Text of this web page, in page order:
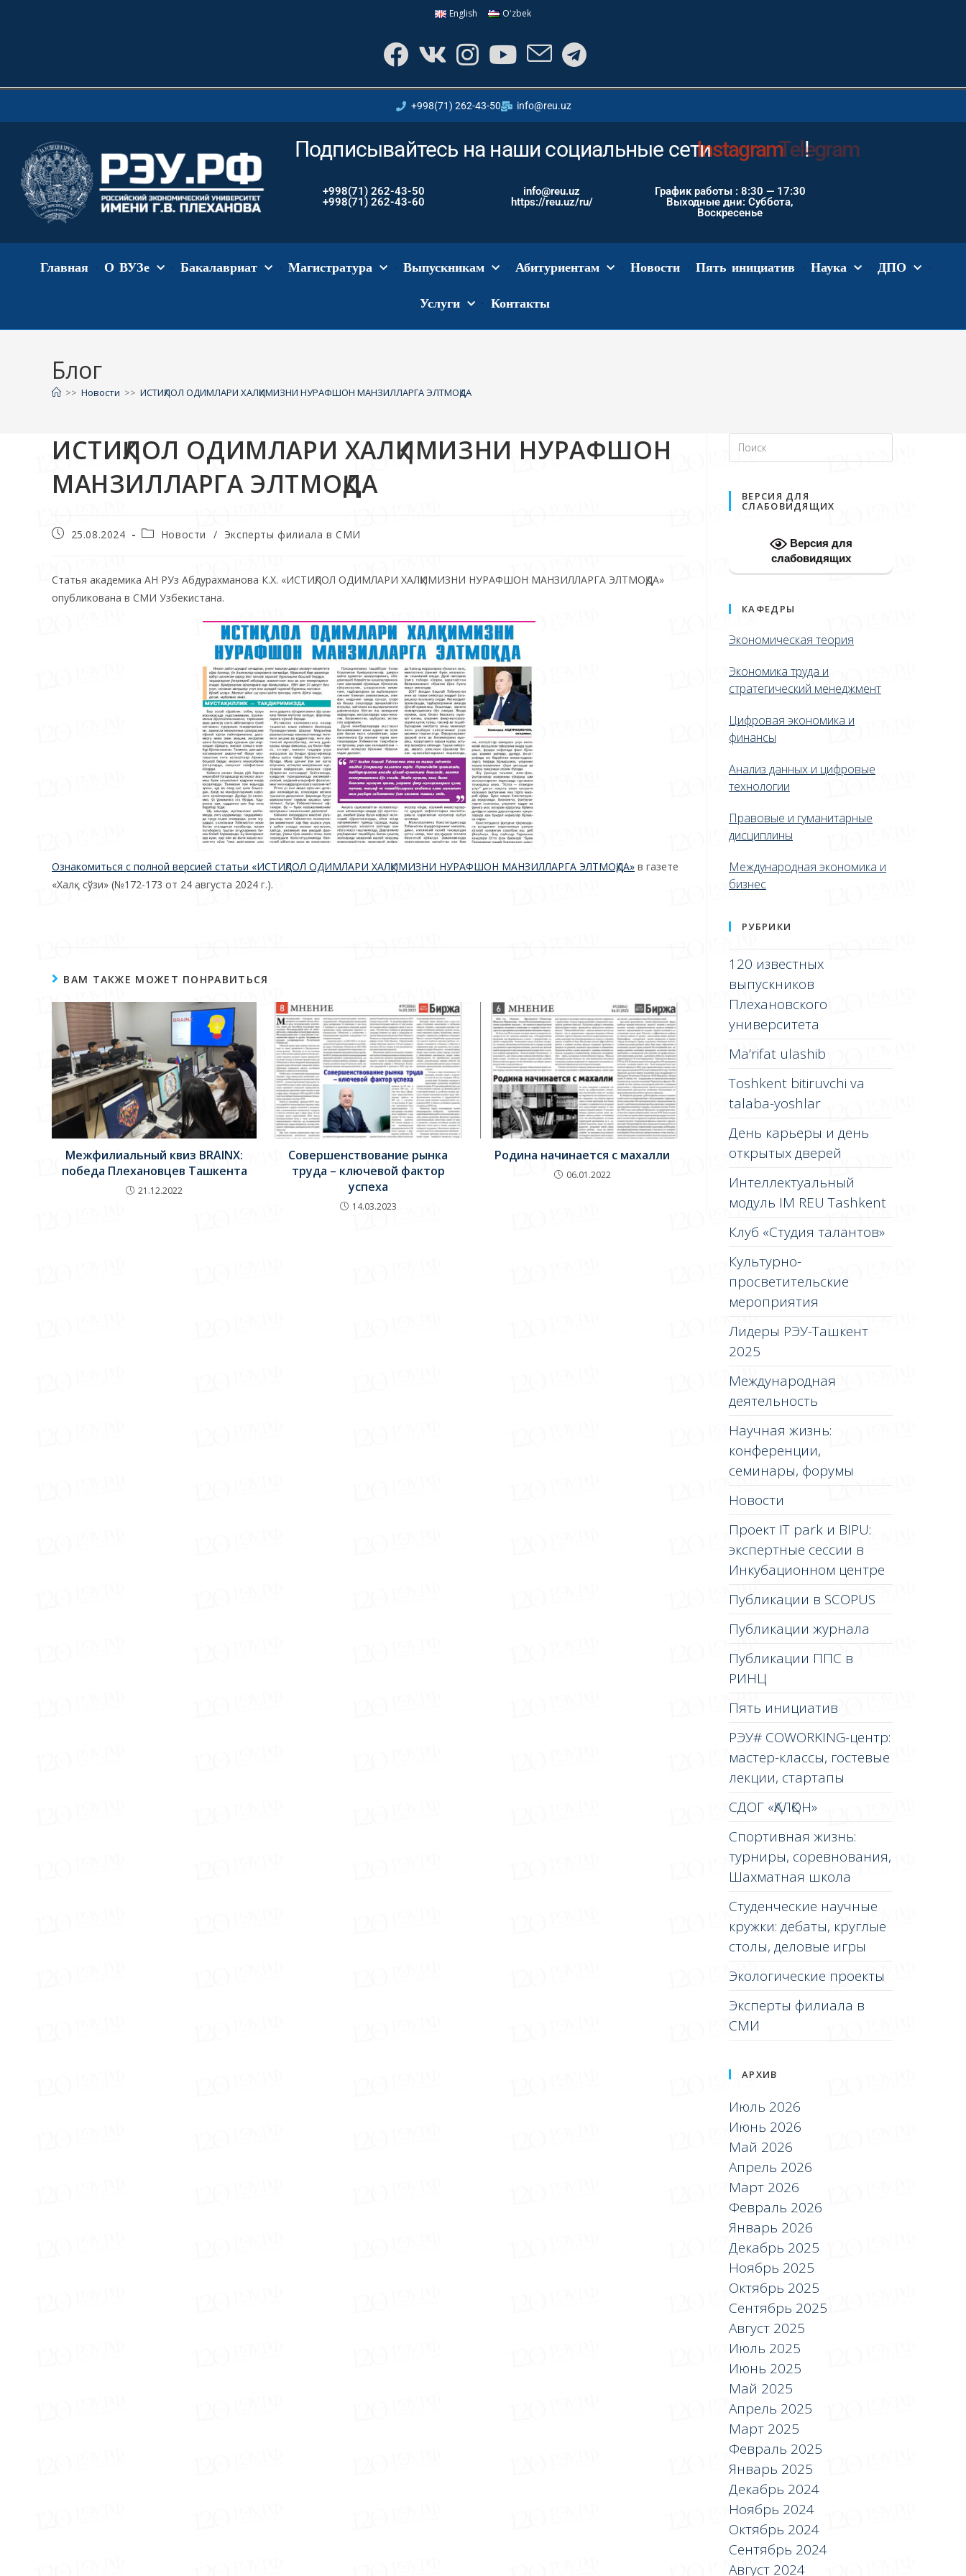
English Oʻzbek
+998(71) 262-43-50 info@reu.uz
Подписывайтесь на наши социальные сетиInstagram !
+998(71) 262-43-50
+998(71) 262-43-60
info@reu.uz
https://reu.uz/ru/
График работы : 8:30 — 17:30
Выходные дни: Суббота,
Воскресенье
Главная О ВУЗе Бакалавриат Магистратура Выпускникам Абитуриентам Новости Пять инициатив Наука ДПО
Услуги Контакты
Блог
>> Новости >> ИСТИҚЛОЛ ОДИМЛАРИ ХАЛҚИМИЗНИ НУРАФШОН МАНЗИЛЛАРГА ЭЛТМОҚДА
ИСТИҚЛОЛ ОДИМЛАРИ ХАЛҚИМИЗНИ НУРАФШОН
МАНЗИЛЛАРГА ЭЛТМОҚДА
25.08.2024 Новости / Эксперты филиала в СМИ
Статья академика АН РУз Абдурахманова К.Х. «ИСТИҚЛОЛ ОДИМЛАРИ ХАЛҚИМИЗНИ НУРАФШОН МАНЗИЛЛАРГА ЭЛТМОҚДА»
опубликована в СМИ Узбекистана.
Ознакомиться с полной версией статьи «ИСТИҚЛОЛ ОДИМЛАРИ ХАЛҚИМИЗНИ НУРАФШОН МАНЗИЛЛАРГА ЭЛТМОҚДА» в газете
«Халқ сўзи» (№172-173 от 24 августа 2024 г.).
ВАМ ТАКЖЕ МОЖЕТ ПОНРАВИТЬСЯ
Межфилиальный квиз BRAINX:
победа Плехановцев Ташкента
21.12.2022
Совершенствование рынка
труда – ключевой фактор
успеха
14.03.2023
Родина начинается с махалли
06.01.2022
ВЕРСИЯ ДЛЯ
СЛАБОВИДЯЩИХ
Версия для
слабовидящих
КАФЕДРЫ
Экономическая теория
Экономика труда и
стратегический менеджмент
Цифровая экономика и
финансы
Анализ данных и цифровые
технологии
Правовые и гуманитарные
дисциплины
Международная экономика и
бизнес
РУБРИКИ
120 известных
выпускников
Плехановского
университета
Ma’rifat ulashib
Toshkent bitiruvchi va
talaba-yoshlar
День карьеры и день
открытых дверей
Интеллектуальный
модуль IM REU Tashkent
Клуб «Студия талантов»
Культурно-
просветительские
мероприятия
Лидеры РЭУ-Ташкент
2025
Международная
деятельность
Научная жизнь:
конференции,
семинары, форумы
Новости
Проект IT park и BIPU:
экспертные сессии в
Инкубационном центре
Публикации в SCOPUS
Публикации журнала
Публикации ППС в
РИНЦ
Пять инициатив
РЭУ# COWORKING-центр:
мастер-классы, гостевые
лекции, стартапы
СДОГ «ҚАЛҚОН»
Спортивная жизнь:
турниры, соревнования,
Шахматная школа
Студенческие научные
кружки: дебаты, круглые
столы, деловые игры
Экологические проекты
Эксперты филиала в
СМИ
АРХИВ
Июль 2026
Июнь 2026
Май 2026
Апрель 2026
Март 2026
Февраль 2026
Январь 2026
Декабрь 2025
Ноябрь 2025
Октябрь 2025
Сентябрь 2025
Август 2025
Июль 2025
Июнь 2025
Май 2025
Апрель 2025
Март 2025
Февраль 2025
Январь 2025
Декабрь 2024
Ноябрь 2024
Октябрь 2024
Сентябрь 2024
Август 2024